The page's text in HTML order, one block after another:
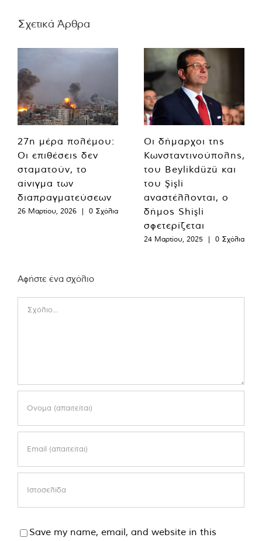
Σχετικά Άρθρα
27η μέρα πολέμου:
Οι επιθέσεις δεν
σταματούν, το
αίνιγμα των
διαπραγματεύσεων
26 Μαρτίου, 2026 | 0 Σχόλια
Οι δήμαρχοι της
Κωνσταντινούπολης,
του Beylikdüzü και
του Şişli
αναστέλλονται, ο
δήμος Shişli
σφετερίζεται
24 Μαρτίου, 2025 | 0 Σχόλια
Αφήστε ένα σχόλιο
Save my name, email, and website in this